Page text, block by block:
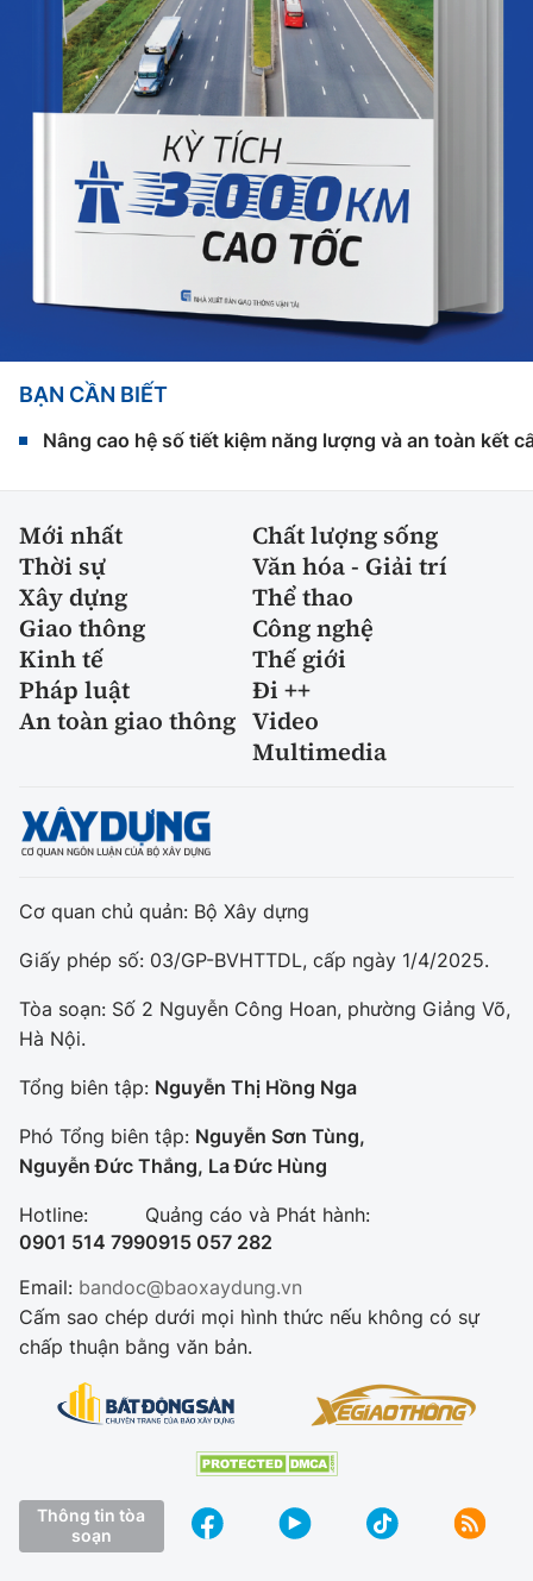
BẠN CẦN BIẾT
Nâng cao hệ số tiết kiệm năng lượng và an toàn kết
Mới nhất
Chất lượng sống
Thời sự
Văn hóa - Giải trí
Xây dựng
Thể thao
Giao thông
Công nghệ
Kinh tế
Thế giới
Pháp luật
Đi ++
An toàn giao thông Video
Multimedia
Cơ quan chủ quản: Bộ Xây dựng
Giấy phép số: 03/GP-BVHTTDL, cấp ngày 1/4/2025.
Tòa soạn: Số 2 Nguyễn Công Hoan, phường Giảng Võ,
Hà Nội.
Tổng biên tập: Nguyễn Thị Hồng Nga
Phó Tổng biên tập: Nguyễn Sơn Tùng,
Nguyễn Đức Thắng, La Đức Hùng
Hotline:
0901 514 799
Quảng cáo và Phát hành:
0915 057 282
Email: bandoc@baoxaydung.vn
Cấm sao chép dưới mọi hình thức nếu không có sự
chấp thuận bằng văn bản.
Thông tin tòa
soạn